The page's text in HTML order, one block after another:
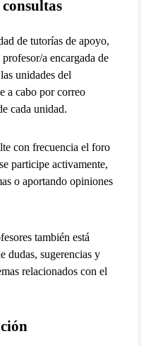
de tutorías de apoyo,
a encargada de
unidades del
a cabo por correo
cada unidad.
con frecuencia el foro
participe activamente,
o aportando opiniones
también está
dudas, sugerencias y
relacionados con el